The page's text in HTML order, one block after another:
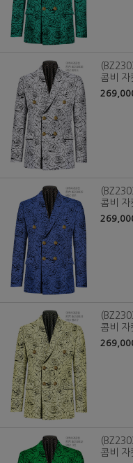
콤비 자
콤비 자
콤비 자
콤비 자